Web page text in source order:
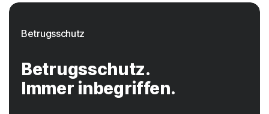
Betrugsschutz
Betrugsschutz.
Immer inbegriffen.